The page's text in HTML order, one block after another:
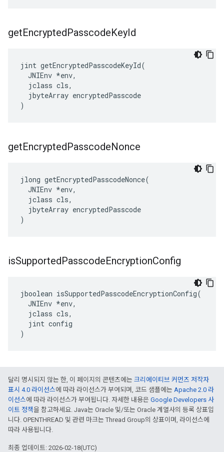
getEncryptedPasscodeKeyId
jint getEncryptedPasscodeKeyId(
  JNIEnv *env,
  jclass cls,
  jbyteArray encryptedPasscode
)
getEncryptedPasscodeNonce
jlong getEncryptedPasscodeNonce(
  JNIEnv *env,
  jclass cls,
  jbyteArray encryptedPasscode
)
isSupportedPasscodeEncryptionConfig
jboolean isSupportedPasscodeEncryptionConfig(
  JNIEnv *env,
  jclass cls,
  jint config
)
달리 명시되지 않는 한, 이 페이지의 콘텐츠에는 크리에이티브 커먼즈 저작자
표시 4.0 라이선스에 따라 라이선스가 부여되며, 코드 샘플에는 Apache 2.0 라
이선스에 따라 라이선스가 부여됩니다. 자세한 내용은 Google Developers 사
이트 정책을 참고하세요. Java는 Oracle 및/또는 Oracle 계열사의 등록 상표입
니다. OPENTHREAD 및 관련 마크는 Thread Group의 상표이며, 라이선스에
따라 사용됩니다.
최종 업데이트: 2026-02-18(UTC)